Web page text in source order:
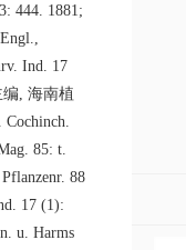
444. 1881;
Ind. 17
编, 海南植
85: t.
88
17 (1):
u. Harms